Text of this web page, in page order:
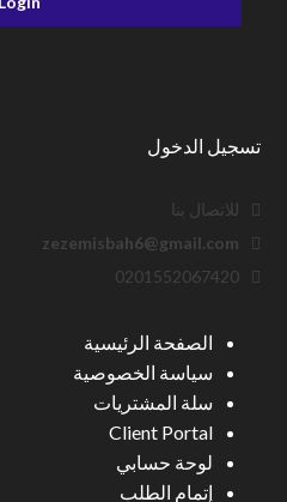
تسجيل الدخول
للاتصال بنا
zezemisbah6@gmail.com
0201552067420
الصفحة الرئيسية
سياسة الخصوصية
سلة المشتريات
Client Portal
لوحة حسابي
إتمام الطلب